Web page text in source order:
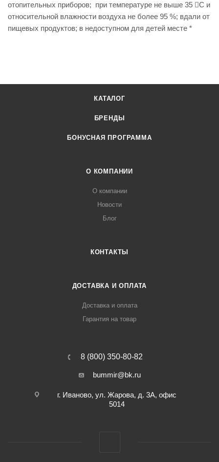
отопительных приборов; при температуре не выше 35 С и
относительной влажности воздуха не более 95 %; вдали от
пищевых продуктов; в недоступном для детей месте *
КАТАЛОГ
БРЕНДЫ
БОНУСНАЯ ПРОГРАММА
О КОМПАНИИ
О компании
Новости
Блог
КОНТАКТЫ
ДОСТАВКА И ОПЛАТА
Доставка и оплата
Гарантия на товар
8 (800) 350-80-82
bummir@bk.ru
г. Иваново, ул. Жарова, д. 3А, офис
5014